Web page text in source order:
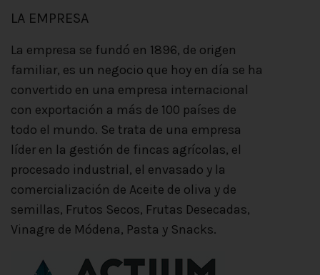
LA EMPRESA
La empresa se fundó en 1896, de origen
familiar, es un negocio que hoy en día se ha
convertido en una empresa internacional
con exportación a más de 100 países de
todo el mundo. Se trata de una empresa
líder en la gestión de fincas agrícolas, el
procesado industrial, el envasado y la
comercialización de Aceite de oliva y de
semillas, Frutos Secos, Frutas Desecadas,
Vinagre de Módena, Pasta y Snacks.